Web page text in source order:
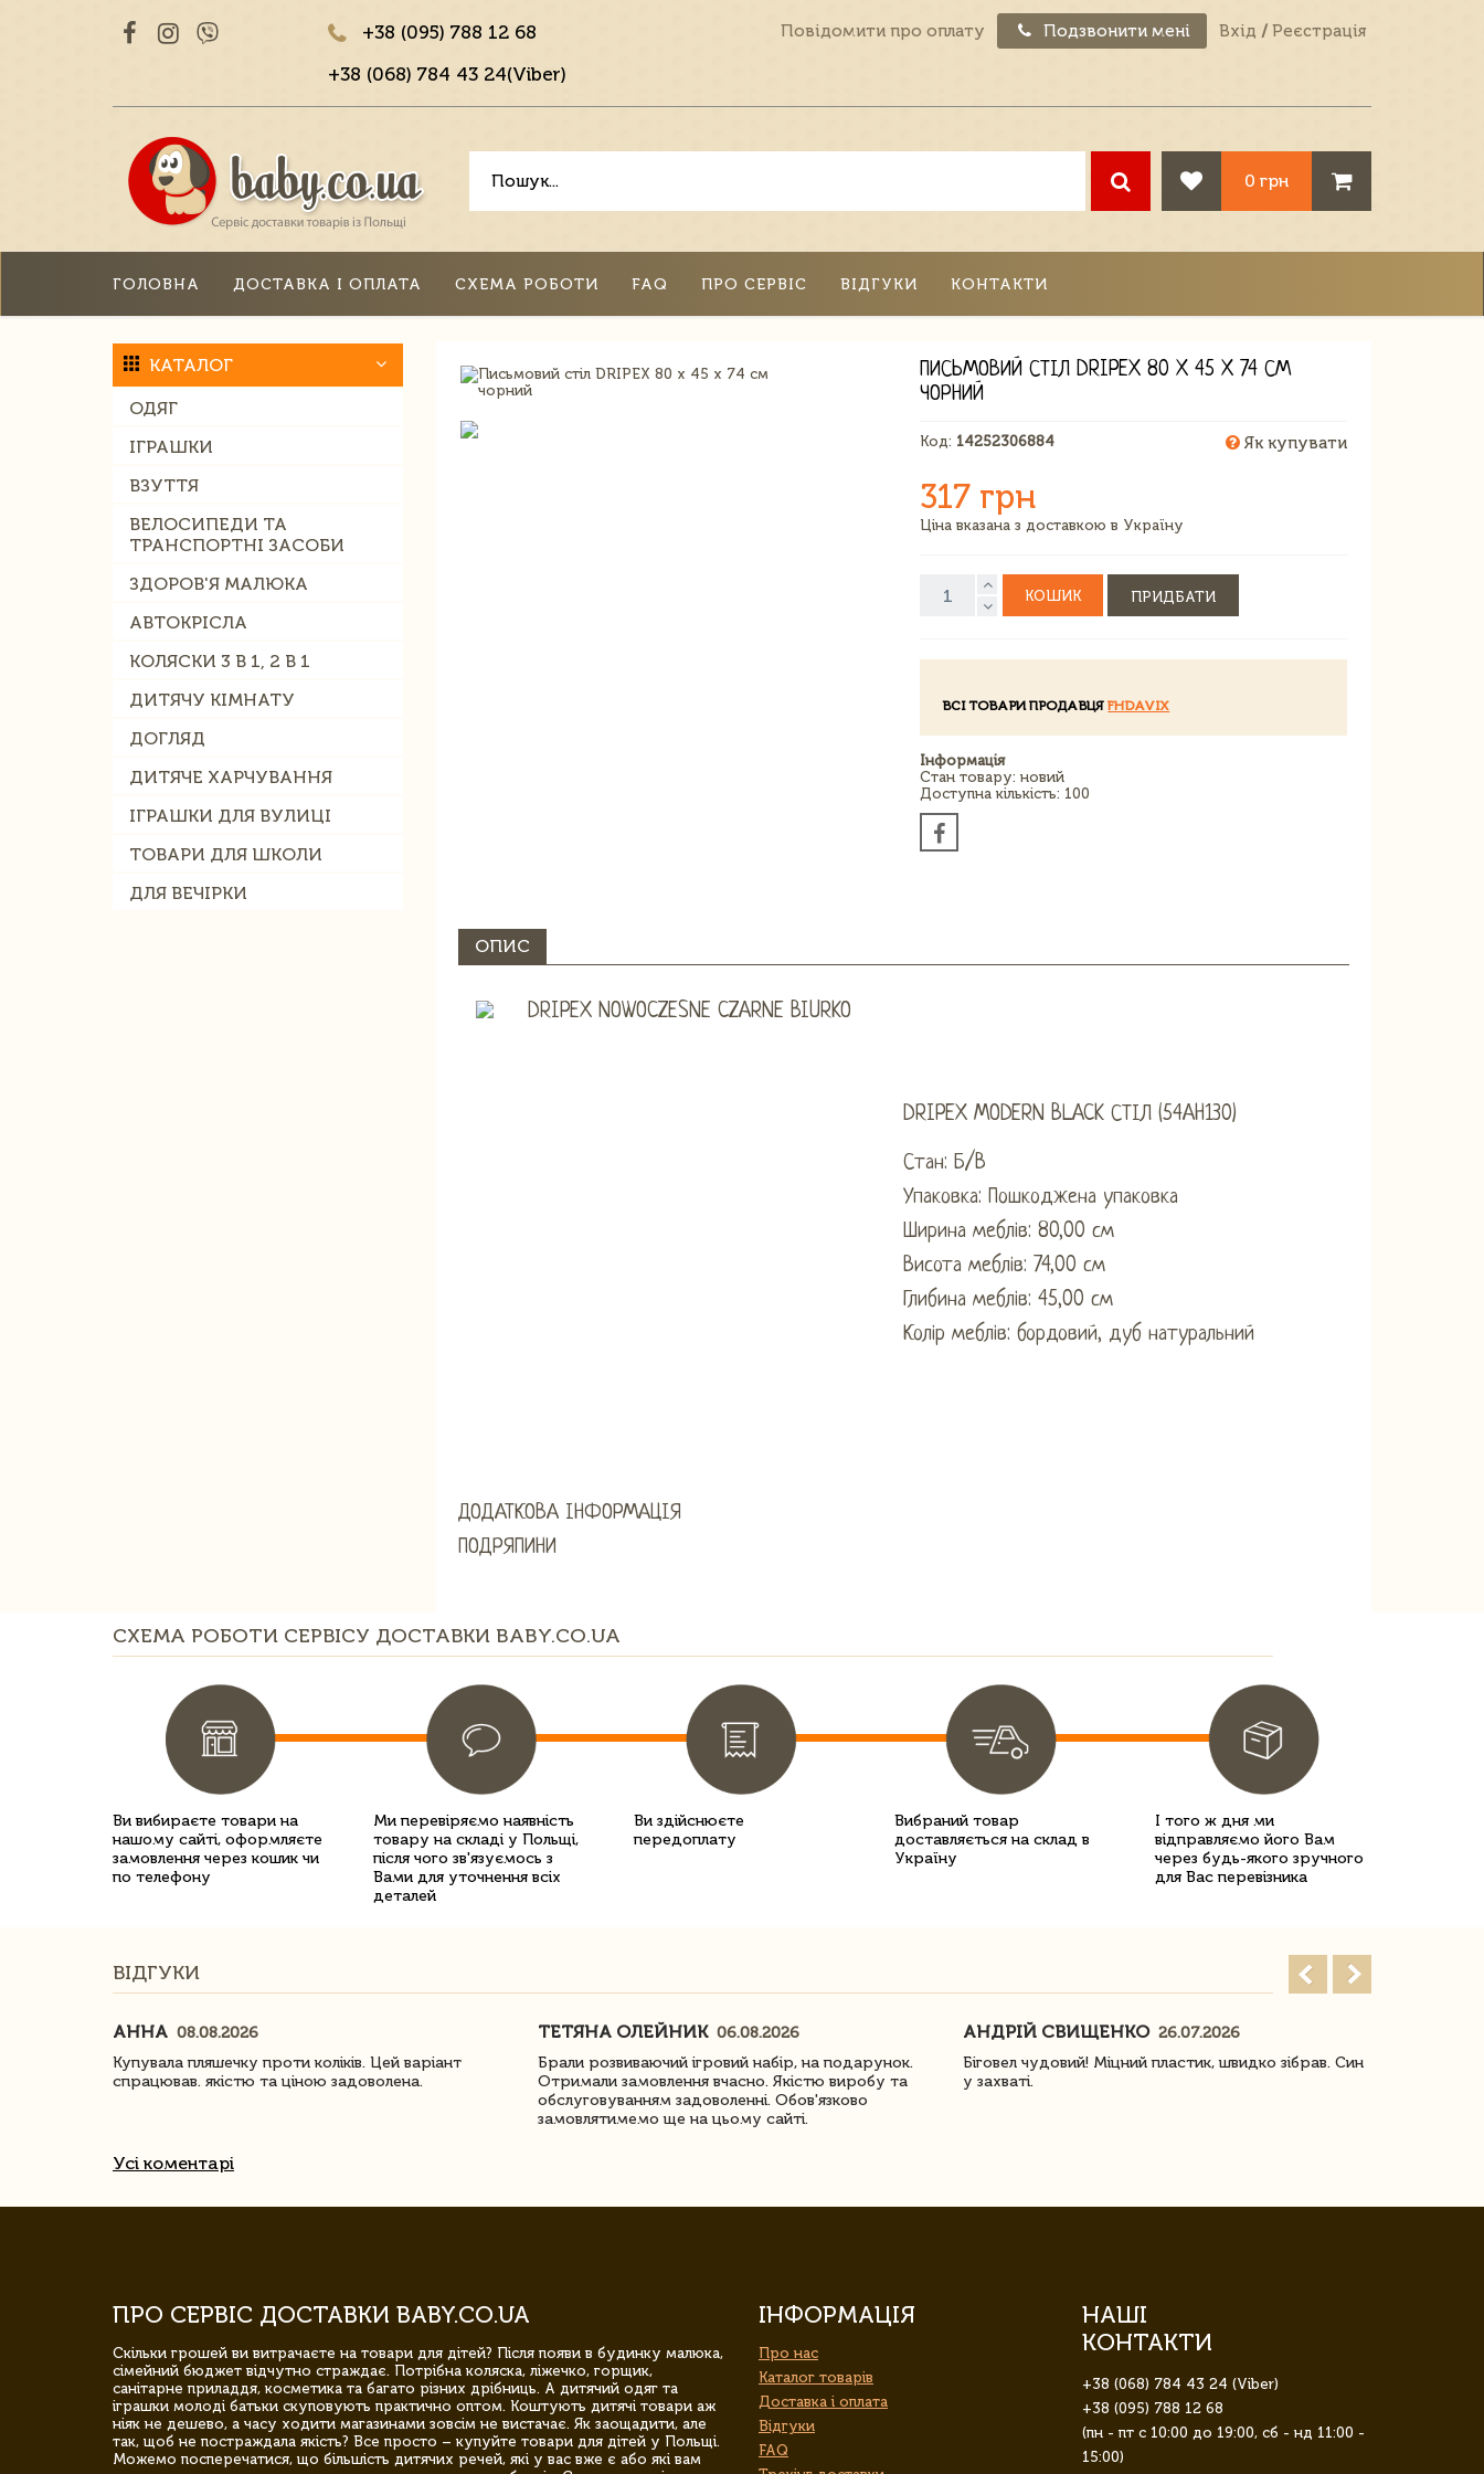
+38 (095) 788 12 68
+38 (068) 784 43 24(Viber)
Повідомити про оплату Подзвонити мені Вхід / Реєстрація
0 грн
ГОЛОВНА ДОСТАВКА І ОПЛАТА СХЕМА РОБОТИ FAQ ПРО СЕРВІС ВІДГУКИ КОНТАКТИ
КАТАЛОГ
ОДЯГ
ІГРАШКИ
ВЗУТТЯ
ВЕЛОСИПЕДИ ТА
ТРАНСПОРТНІ ЗАСОБИ
ЗДОРОВ'Я МАЛЮКА
АВТОКРІСЛА
КОЛЯСКИ 3 В 1, 2 В 1
ДИТЯЧУ КІМНАТУ
ДОГЛЯД
ДИТЯЧЕ ХАРЧУВАННЯ
ІГРАШКИ ДЛЯ ВУЛИЦІ
ТОВАРИ ДЛЯ ШКОЛИ
ДЛЯ ВЕЧІРКИ
ПИСЬМОВИЙ СТІЛ DRIPEX 80 X 45 X 74 СМ
ЧОРНИЙ
Код: 14252306884 Як купувати
317 грн
Ціна вказана з доставкою в Україну
КОШИК ПРИДБАТИ
ВСІ ТОВАРИ ПРОДАВЦЯFHDAVIX
Інформація
Стан товару: новий
Доступна кількість: 100
ОПИС
DRIPEX MODERN BLACK СТІЛ (54AH130)
Стан: Б/В
Упаковка: Пошкоджена упаковка
Ширина меблів: 80,00 см
Висота меблів: 74,00 см
Глибина меблів: 45,00 см
Колір меблів: бордовий, дуб натуральний
ДОДАТКОВА ІНФОРМАЦІЯ
ПОДРЯПИНИ
СХЕМА РОБОТИ СЕРВІСУ ДОСТАВКИ BABY.CO.UA
Ви вибираєте товари на
нашому сайті, оформляєте
замовлення через кошик чи
по телефону
Ми перевіряємо наявність
товару на складі у Польщі,
після чого зв'язуємось з
Вами для уточнення всіх
деталей
Ви здійснюєте
передоплату
Вибраний товар
доставляється на склад в
Україну
І того ж дня ми
відправляємо його Вам
через будь-якого зручного
для Вас перевізника
ВІДГУКИ
АННА 08.08.2026
Купувала пляшечку проти коліків. Цей варіант
спрацював. якістю та ціною задоволена.
ТЕТЯНА ОЛЕЙНИК 06.08.2026
Брали розвиваючий ігровий набір, на подарунок.
Отримали замовлення вчасно. Якістю виробу та
обслуговуванням задоволенні. Обов'язково
замовлятимемо ще на цьому сайті.
АНДРІЙ СВИЩЕНКО 26.07.2026
Біговел чудовий! Міцний пластик, швидко зібрав. Син
у захваті.
Усі коментарі
ПРО СЕРВІС ДОСТАВКИ BABY.CO.UA
Скільки грошей ви витрачаєте на товари для дітей? Після появи в будинку малюка,
сімейний бюджет відчутно страждає. Потрібна коляска, ліжечко, горщик,
санітарне приладдя, косметика та багато різних дрібниць. А дитячий одяг та
іграшки молоді батьки скуповують практично оптом. Коштують дитячі товари аж
ніяк не дешево, а часу ходити магазинами зовсім не вистачає. Як заощадити, але
так, щоб не постраждала якість? Все просто – купуйте товари для дітей у Польщі.
Можемо посперечатися, що більшість дитячих речей, які у вас вже є або які вам
ІНФОРМАЦІЯ
Про нас
Каталог товарів
Доставка і оплата
Відгуки
FAQ
НАШІ
КОНТАКТИ
+38 (068) 784 43 24 (Viber)
+38 (095) 788 12 68
(пн - пт с 10:00 до 19:00, сб - нд 11:00 -
15:00)